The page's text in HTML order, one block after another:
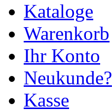
Kataloge
Warenkorb
Ihr Konto
Neukunde?
Kasse